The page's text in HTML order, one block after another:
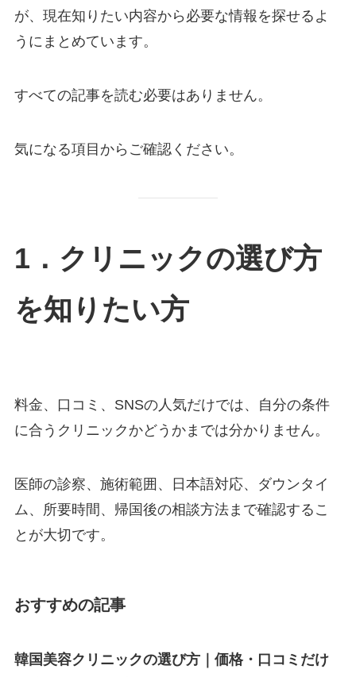
が、現在知りたい内容から必要な情報を探せるよ
うにまとめています。
すべての記事を読む必要はありません。
気になる項目からご確認ください。
1．クリニックの選び方
を知りたい方
料金、口コミ、SNSの人気だけでは、自分の条件
に合うクリニックかどうかまでは分かりません。
医師の診察、施術範囲、日本語対応、ダウンタイ
ム、所要時間、帰国後の相談方法まで確認するこ
とが大切です。
おすすめの記事
韓国美容クリニックの選び方｜価格・口コミだけ